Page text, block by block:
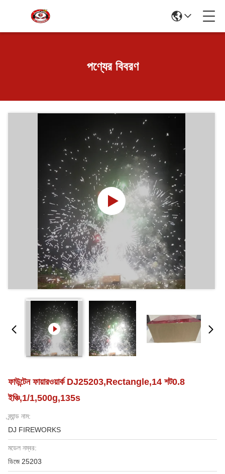
পণ্যের বিবরণ
ফাউন্টেন ফায়ারওয়ার্ক DJ25203,Rectangle,14 শট0.8
ইঞ্চি,1/1,500g,135s
ব্র্যান্ড নাম:
DJ FIREWORKS
মডেল নম্বর:
ডিজে 25203